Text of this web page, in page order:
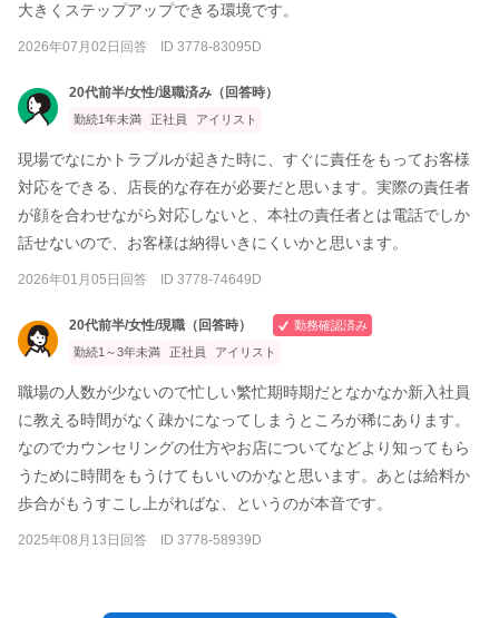
大きくステップアップできる環境です。
2026年07月02日回答 ID 3778-83095D
20代前半/女性/退職済み（回答時）
勤続1年未満 正社員 アイリスト
現場でなにかトラブルが起きた時に、すぐに責任をもってお客様
対応をできる、店長的な存在が必要だと思います。実際の責任者
が顔を合わせながら対応しないと、本社の責任者とは電話でしか
話せないので、お客様は納得いきにくいかと思います。
2026年01月05日回答 ID 3778-74649D
20代前半/女性/現職（回答時）
勤務確認済み
勤続1～3年未満
正社員 アイリスト
職場の人数が少ないので忙しい繁忙期時期だとなかなか新入社員
に教える時間がなく疎かになってしまうところが稀にあります。
なのでカウンセリングの仕方やお店についてなどより知ってもら
うために時間をもうけてもいいのかなと思います。あとは給料か
歩合がもうすこし上がればな、というのが本音です。
2025年08月13日回答 ID 3778-58939D